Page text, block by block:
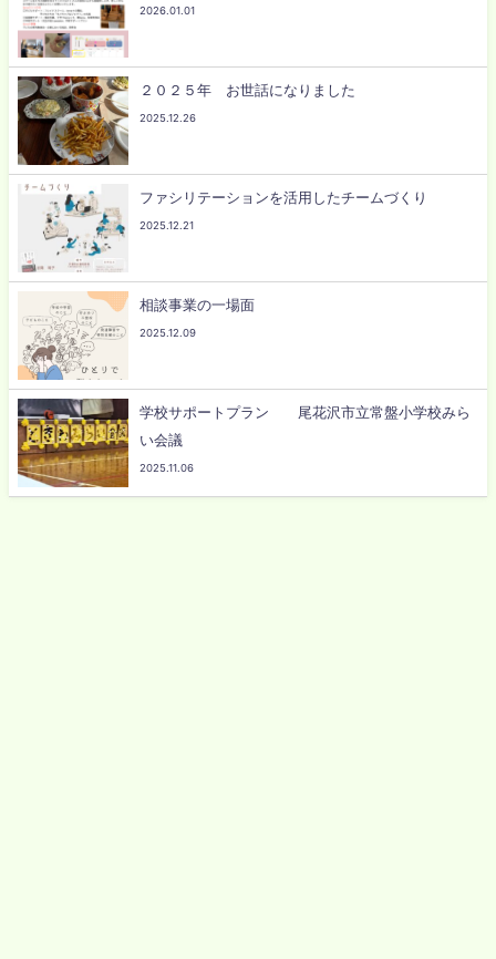
2026.01.01
２０２５年 お世話になりました
2025.12.26
ファシリテーションを活用したチームづくり
2025.12.21
相談事業の一場面
2025.12.09
学校サポートプラン 尾花沢市立常盤小学校みら
い会議
2025.11.06